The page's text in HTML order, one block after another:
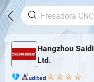
Hangzhou
Ltd.